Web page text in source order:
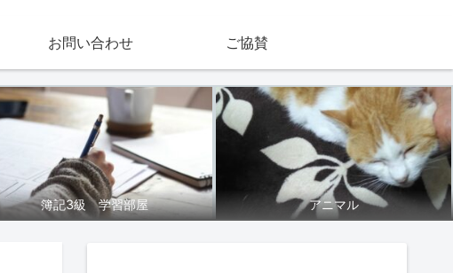
お問い合わせ ご協賛
簿記3級 学習部屋 アニマル